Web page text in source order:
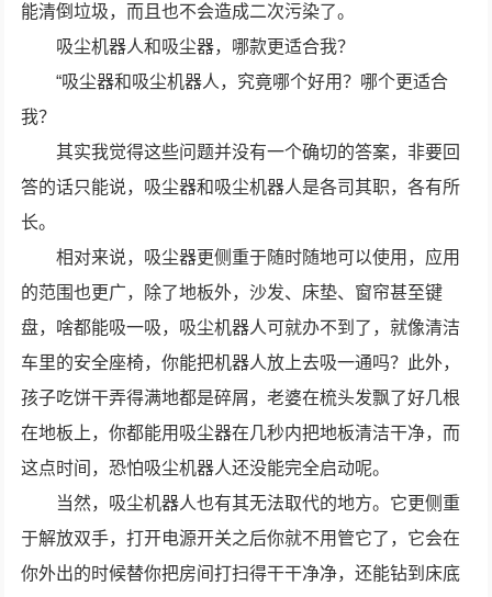
能清倒垃圾，而且也不会造成二次污染了。
吸尘机器人和吸尘器，哪款更适合我？
“吸尘器和吸尘机器人，究竟哪个好用？哪个更适合
我？
其实我觉得这些问题并没有一个确切的答案，非要回
答的话只能说，吸尘器和吸尘机器人是各司其职，各有所
长。
相对来说，吸尘器更侧重于随时随地可以使用，应用
的范围也更广，除了地板外，沙发、床垫、窗帘甚至键
盘，啥都能吸一吸，吸尘机器人可就办不到了，就像清洁
车里的安全座椅，你能把机器人放上去吸一通吗？此外，
孩子吃饼干弄得满地都是碎屑，老婆在梳头发飘了好几根
在地板上，你都能用吸尘器在几秒内把地板清洁干净，而
这点时间，恐怕吸尘机器人还没能完全启动呢。
当然，吸尘机器人也有其无法取代的地方。它更侧重
于解放双手，打开电源开关之后你就不用管它了，它会在
你外出的时候替你把房间打扫得干干净净，还能钻到床底